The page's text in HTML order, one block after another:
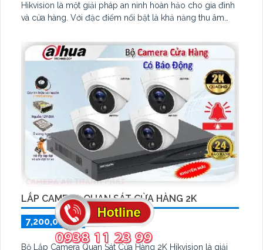
Hikvision là một giải pháp an ninh hoàn hảo cho gia đình
và cửa hàng. Với đặc điểm nổi bật là khả năng thu âm
chỉ quan sát mà còn nghe rõ những tiếng nói, âm thanh
xung quanh. công nghệ chống trộm thông minh hiệu quả
cũng là một điểm mạnh của bộ camera này
LẮP CAMERA QUAN SÁT CỬA HÀNG 2K
7,200,000 ₫ 7,800,000 ₫
Bộ Lắp Camera Quan Sát Cửa Hàng 2K Hikvision là giải